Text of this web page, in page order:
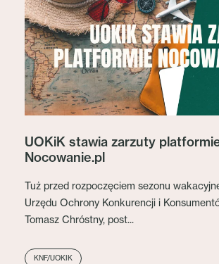
UOKiK stawia zarzuty
Nocowanie.pl
Tuż przed rozpoczęciem sezonu
Urzędu Ochrony Konkurencji i
Tomasz Chróstny, post...
KNF/UOKIK